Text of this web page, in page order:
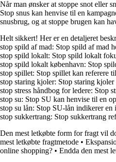
Når man ønsker at stoppe snot eller
Stop snus kan henvise til en
snusbrug, og at stoppe brugen kan
Helt sikkert! Her er en detaljeret
stop spild af mad: Stop spild af mad
stop spild lokalt: Stop spild lokalt
stop spild lokalt københavn: Stop
stop spillet: Stop spillet kan referere
stop staring kjoler: Stop staring
stop stress håndbog for ledere: Stop
stop su: Stop SU kan henvise til en
stop su lån: Stop SU-lån indikerer
stop sukkertrang: Stop sukkertrang
Den mest letkøbte form for fragt vil
mest letkøbte fragtmetode •
online shopping? • Endda den mest